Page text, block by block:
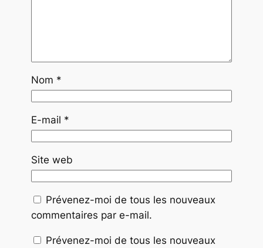
Nom *
E-mail *
Site web
Prévenez-moi de tous les nouveaux
commentaires par e-mail.
Prévenez-moi de tous les nouveaux